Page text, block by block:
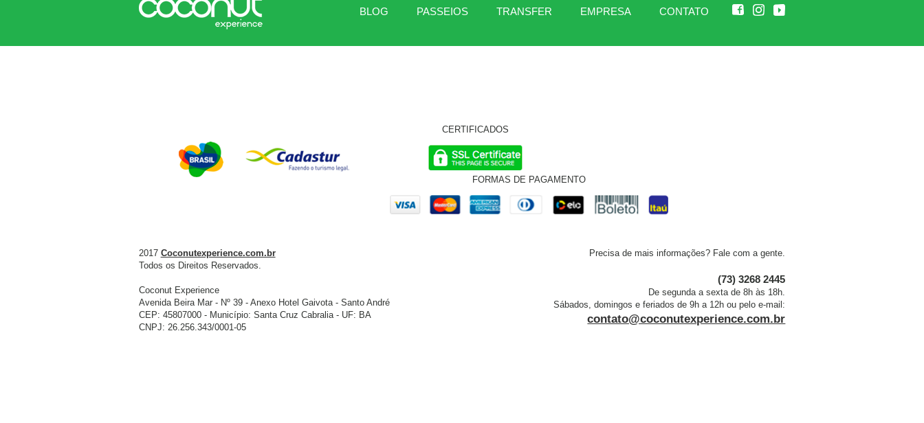
BLOG PASSEIOS TRANSFER EMPRESA CONTATO
CERTIFICADOS
FORMAS DE PAGAMENTO
2017 Coconutexperience.com.br
Todos os Direitos Reservados.
Coconut Experience
Avenida Beira Mar - Nº 39 - Anexo Hotel Gaivota - Santo André
CEP: 45807000 - Município: Santa Cruz Cabralia - UF: BA
CNPJ: 26.256.343/0001-05
Precisa de mais informações? Fale com a gente.
(73) 3268 2445
De segunda a sexta de 8h às 18h.
Sábados, domingos e feriados de 9h a 12h ou pelo e-mail:
contato@coconutexperience.com.br